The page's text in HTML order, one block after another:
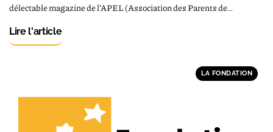
délectable magazine de l’APEL (Association des Parents de…
Lire l'article
LA FONDATION